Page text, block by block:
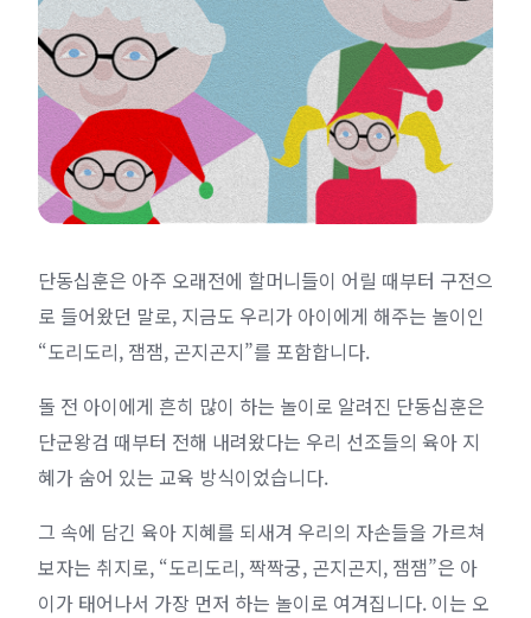
단동십훈은 아주 오래전에 할머니들이 어릴 때부터 구전으
로 들어왔던 말로, 지금도 우리가 아이에게 해주는 놀이인
“도리도리, 잼잼, 곤지곤지”를 포함합니다.
돌 전 아이에게 흔히 많이 하는 놀이로 알려진 단동십훈은
단군왕검 때부터 전해 내려왔다는 우리 선조들의 육아 지
혜가 숨어 있는 교육 방식이었습니다.
그 속에 담긴 육아 지혜를 되새겨 우리의 자손들을 가르쳐
보자는 취지로, “도리도리, 짝짝궁, 곤지곤지, 잼잼”은 아
이가 태어나서 가장 먼저 하는 놀이로 여겨집니다. 이는 오